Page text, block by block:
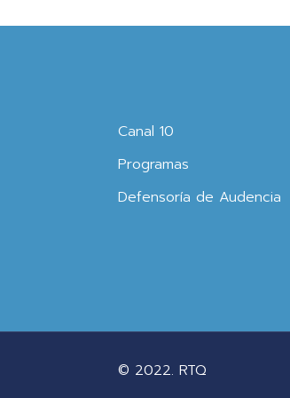
Canal 10
Programas
Defensoría de Audencia
© 2022. RTQ